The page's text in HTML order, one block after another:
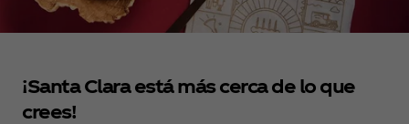
¡Santa Clara está más cerca de lo que
crees!